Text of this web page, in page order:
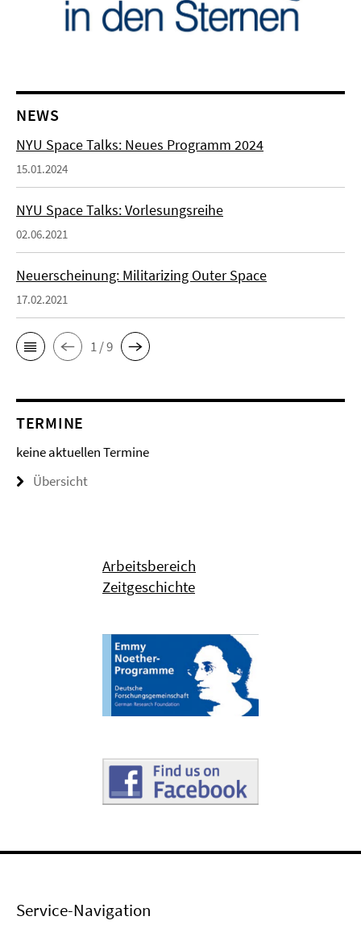
NEWS
NYU Space Talks: Neues Programm 2024
15.01.2024
NYU Space Talks: Vorlesungsreihe
02.06.2021
Neuerscheinung: Militarizing Outer Space
17.02.2021
1 / 9
TERMINE
keine aktuellen Termine
Übersicht
Arbeitsbereich
Zeitgeschichte
Service-Navigation